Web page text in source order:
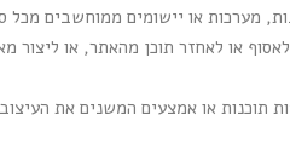
או לאחזר תוכן מהאתר, או ליצור
תוכנות או אמצעים המשנים את